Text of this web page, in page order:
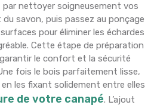
par nettoyer soigneusement vos
du savon, puis passez au ponçage
pour éliminer les échardes
Cette étape de préparation
le confort et la sécurité
fois le bois parfaitement lisse,
les fixant solidement entre elles
de votre canapé. L’ajout